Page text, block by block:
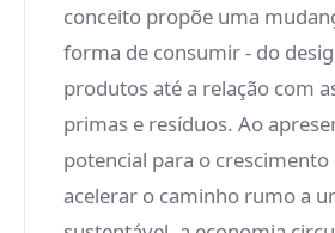
conceito propõe uma
forma de consumir - do
produtos até a relação com
primas e resíduos. Ao
potencial para o
acelerar o caminho rumo a